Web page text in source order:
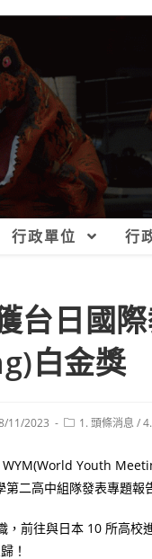
行政單位 行
台日國
白金獎
11/2023
Post1. 頭條消息 /
Youth
二高中組隊發表專題報
，前往與日本 10 所高校
！